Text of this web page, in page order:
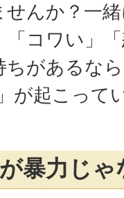
せんか？一
コワい」
ちがあるな
が起こって
暴力じゃ